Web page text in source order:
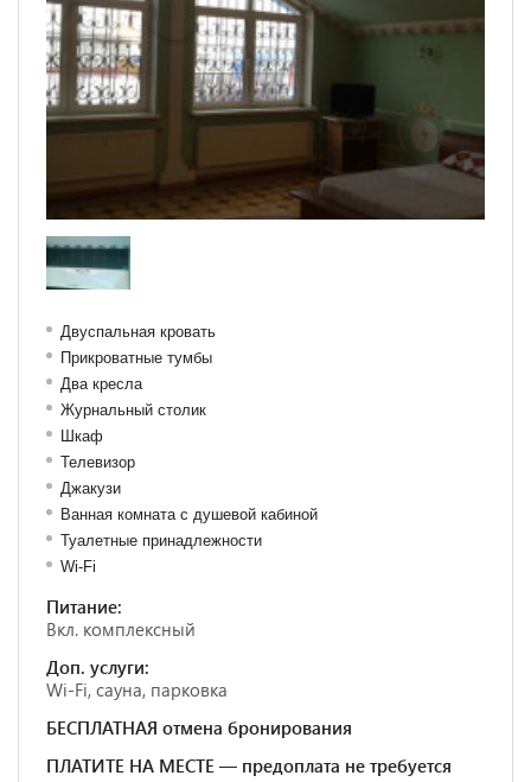
Двуспальная кровать
Прикроватные тумбы
Два кресла
Журнальный столик
Шкаф
Телевизор
Джакузи
Ванная комната с душевой кабиной
Туалетные принадлежности
Wi-Fi
Питание:
Вкл. комплексный
Доп. услуги:
Wi-Fi, сауна, парковка
БЕСПЛАТНАЯ отмена бронирования
ПЛАТИТЕ НА МЕСТЕ — предоплата не требуется